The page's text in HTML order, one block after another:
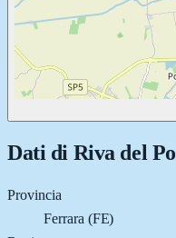
Dati di Riva del Po
Provincia
Ferrara (FE)